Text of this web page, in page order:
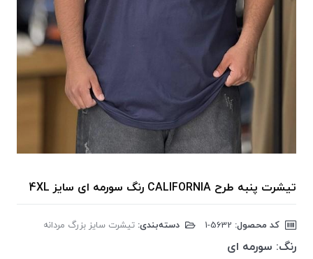
تیشرت پنبه طرح CALIFORNIA رنگ سورمه ای سایز 4XL
کد محصول: دسته‌بندی: تیشرت سایز بزرگ مردانه
رنگ: سورمه ای